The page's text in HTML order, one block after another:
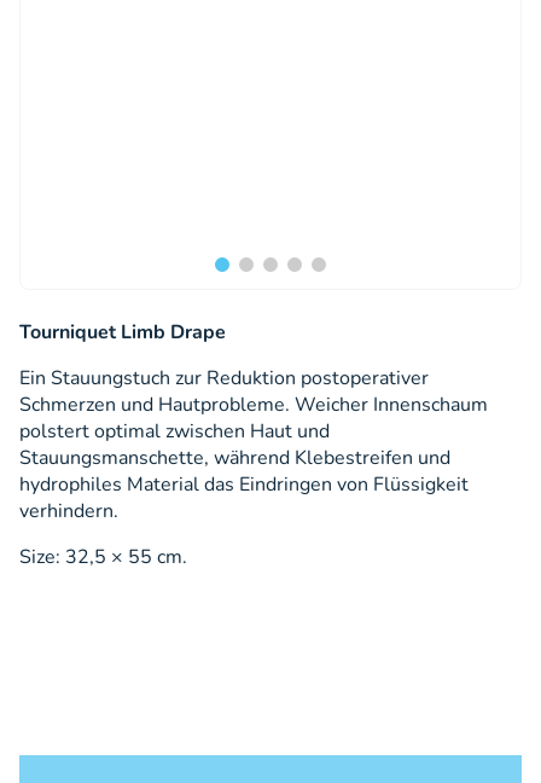
Tourniquet Limb Drape
Ein Stauungstuch zur Reduktion postoperativer
Schmerzen und Hautprobleme. Weicher Innenschaum
polstert optimal zwischen Haut und
Stauungsmanschette, während Klebestreifen und
hydrophiles Material das Eindringen von Flüssigkeit
verhindern.
Size: 32,5 × 55 cm.